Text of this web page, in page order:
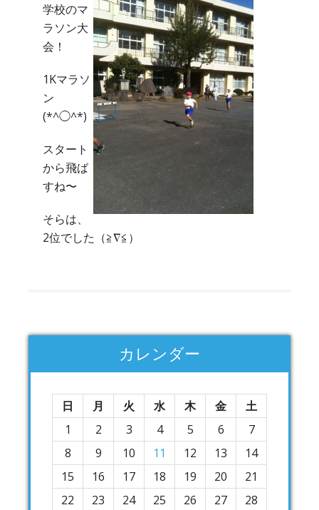
学校のマ
ラソン大
会！
1Kマラソ
ン
(*^◯^*)
スタート
から飛ば
すね〜
そらは、
2位でした（≧∇≦）
カレンダー
日 月 火 水 木 金
土
1
2 3 4 5 6
7
8
9 10 11 12 13
14
15
16 17 18 19 20
21
22
23 24 25 26 27
28